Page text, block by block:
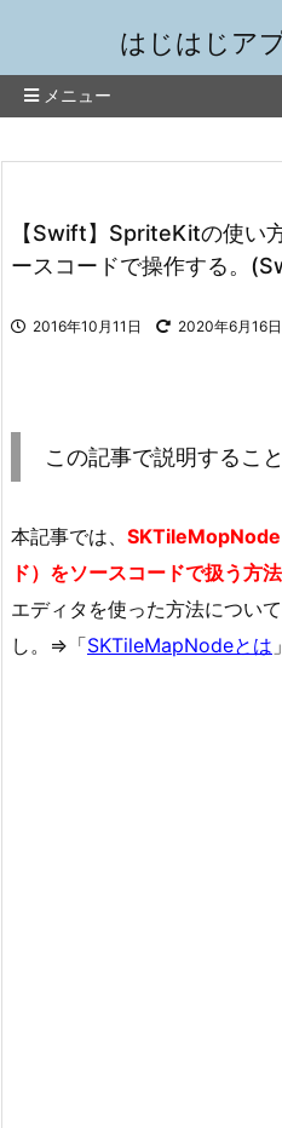
はじはじア
メニュー
【Swift】SpriteKitの使い
ースコードで操作する。
2016年10月11日 2020年6月16日
この記事で説明すること
本記事では、 SKTileMopNode
ド）をソースコードで扱う方
エディタを使った方法につい
し。⇒「SKTileMapNodeとは 」